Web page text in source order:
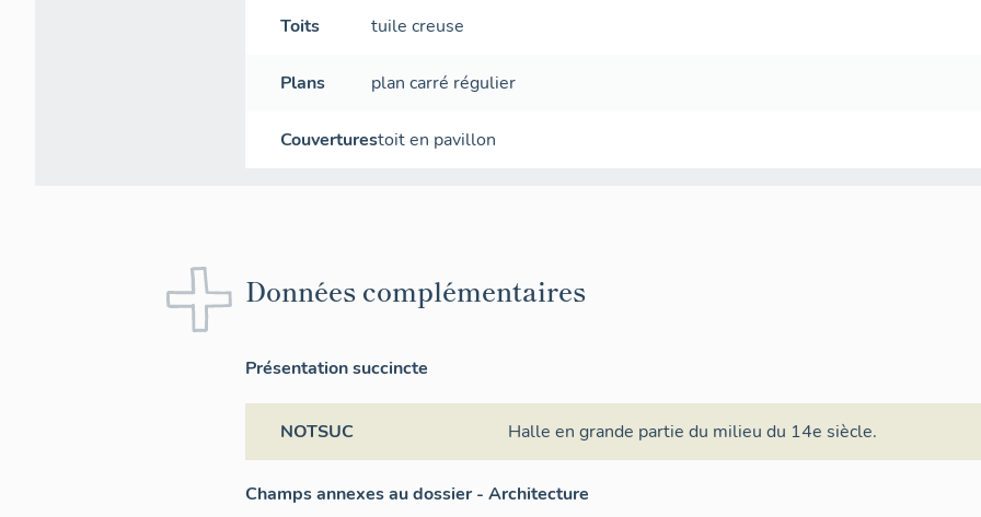
Toits tuile creuse
Plans plan carré régulier
Couverturestoit en pavillon
Données complémentaires
Présentation succincte
NOTSUC Halle en grande partie du milieu du 14e siècle.
Champs annexes au dossier - Architecture